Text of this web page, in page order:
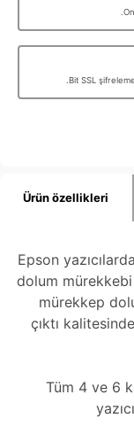
Ürün özellikleri
Epson
dolum
mürekkep
çıktı
Tüm 4 ve 6